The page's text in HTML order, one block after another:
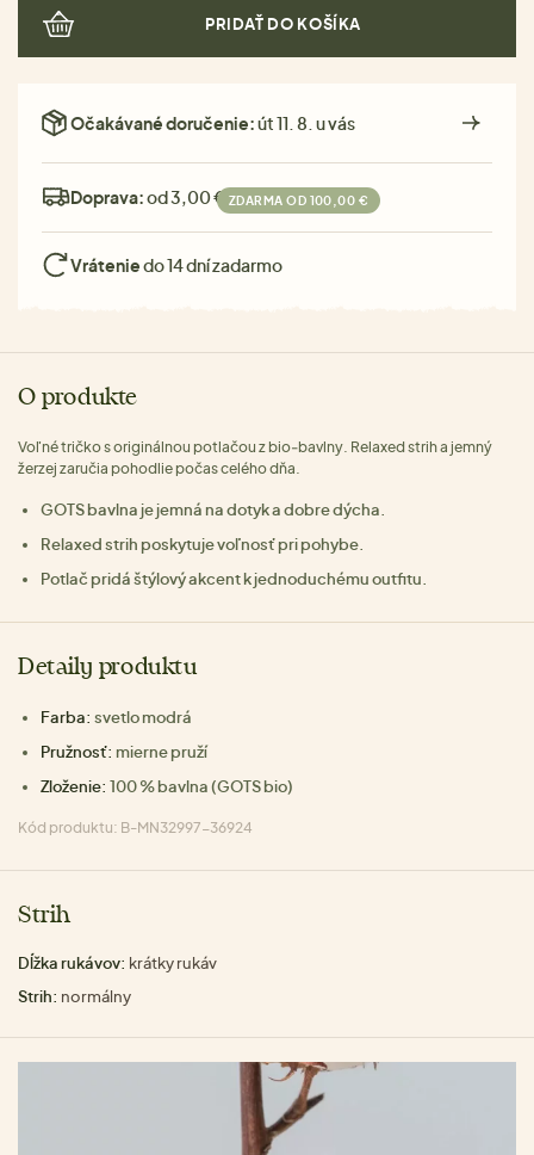
PRIDAŤ DO KOŠÍKA
Očakávané doručenie:út 11. 8. u vás
Doprava:od 3,00 € ZDARMA OD 100,00 €
Vráteniedo 14 dní zadarmo
O produkte
Voľné tričko s originálnou potlačou z bio‑bavlny. Relaxed strih a jemný
žerzej zaručia pohodlie počas celého dňa.
GOTS bavlna je jemná na dotyk a dobre dýcha.
Relaxed strih poskytuje voľnosť pri pohybe.
Potlač pridá štýlový akcent k jednoduchému outfitu.
Detaily produktu
Farba: svetlo modrá
Pružnosť: mierne pruží
Zloženie: 100 % bavlna (GOTS bio)
Kód produktu: B-MN32997-36924
Strih
Dĺžka rukávov: krátky rukáv
Strih: normálny